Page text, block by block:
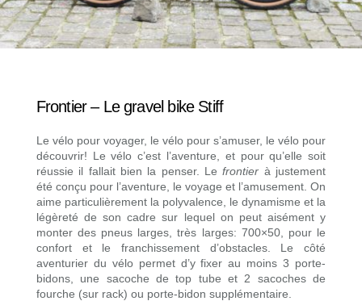
Frontier – Le gravel bike Stiff
Le vélo pour voyager, le vélo pour s’amuser, le vélo pour
découvrir! Le vélo c’est l’aventure, et pour qu’elle soit
réussie il fallait bien la penser. Lefrontier à justement
été conçu pour l’aventure, le voyage et l’amusement. On
aime particulièrement la polyvalence, le dynamisme et la
légèreté de son cadre sur lequel on peut aisément y
monter des pneus larges, très larges: 700×50, pour le
confort et le franchissement d’obstacles. Le côté
aventurier du vélo permet d’y fixer au moins 3 porte-
bidons, une sacoche de top tube et 2 sacoches de
fourche (sur rack) ou porte-bidon supplémentaire.